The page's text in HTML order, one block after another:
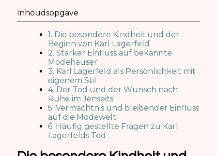
Inhoudsopgave
1. Die besondere Kindheit und der
Beginn von Karl Lagerfeld
2. Starker Einfluss auf bekannte
Modehäuser
3. Karl Lagerfeld als Persönlichkeit mit
eigenem Stil
4. Der Tod und der Wunsch nach
Ruhe im Jenseits
5. Vermächtnis und bleibender Einfluss
auf die Modewelt
6. Häufig gestellte Fragen zu Karl
Lagerfelds Tod